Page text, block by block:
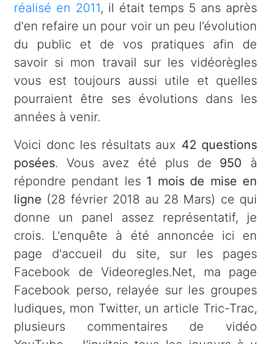
réalisé en 2011, il était temps 5 ans après
d'en refaire un pour voir un peu l’évolution
du public et de vos pratiques afin de
savoir si mon travail sur les vidéorègles
vous est toujours aussi utile et quelles
pourraient être ses évolutions dans les
années à venir.
Voici donc les résultats aux 42 questions
posées. Vous avez été plus de 950 à
répondre pendant les 1 mois de mise en
ligne (28 février 2018 au 28 Mars) ce qui
donne un panel assez représentatif, je
crois. L'enquête à été annoncée ici en
page d'accueil du site, sur les pages
Facebook de Videoregles.Net, ma page
Facebook perso, relayée sur les groupes
ludiques, mon Twitter, un article Tric-Trac,
plusieurs commentaires de vidéo